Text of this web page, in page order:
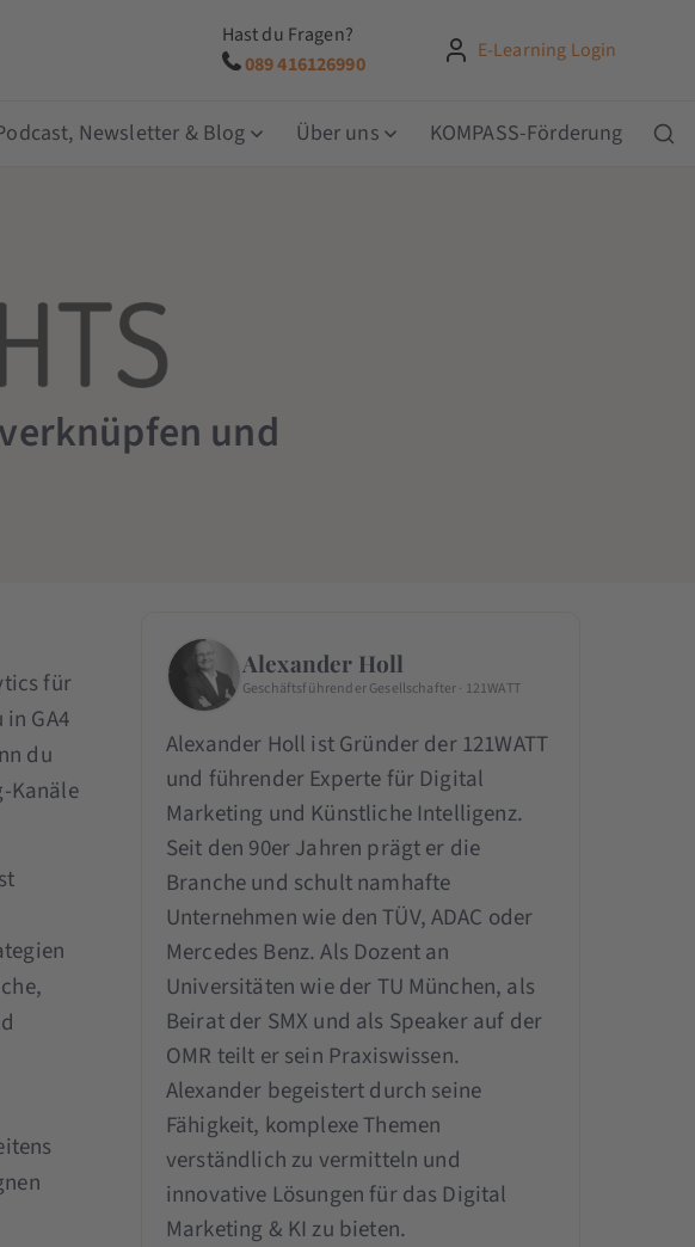
Hast du Fragen?
089 416126990
E-Learning Login
Newsletter & Blog Über uns KOMPASS-Förderung
und
für
GA4
du
Kanäle
Alexander Holl
Geschäftsführender Gesellschafter · 121WATT
Alexander Holl ist Gründer der 121WATT
und führender Experte für Digital
Marketing und Künstliche Intelligenz.
Seit den 90er Jahren prägt er die
Branche und schult namhafte
Unternehmen wie den TÜV, ADAC oder
Mercedes Benz. Als Dozent an
Universitäten wie der TU München, als
Beirat der SMX und als Speaker auf der
OMR teilt er sein Praxiswissen.
Alexander begeistert durch seine
Fähigkeit, komplexe Themen
verständlich zu vermitteln und
innovative Lösungen für das Digital
Marketing & KI zu bieten.